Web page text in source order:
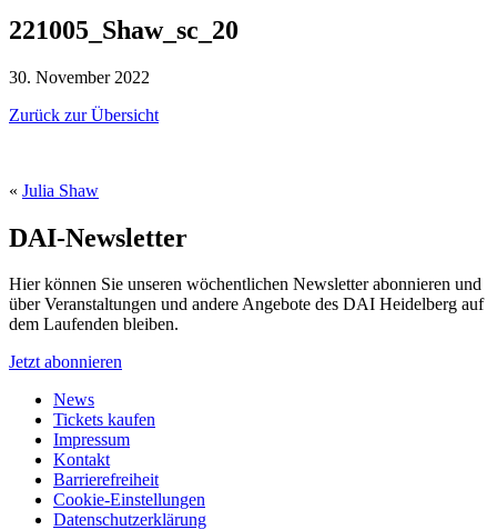
221005_Shaw_sc_20
30. November 2022
Zurück zur Übersicht
« Julia Shaw
DAI-Newsletter
Hier können Sie unseren wöchentlichen Newsletter abonnieren und
über Veranstaltungen und andere Angebote des DAI Heidelberg auf
dem Laufenden bleiben.
Jetzt abonnieren
News
Tickets kaufen
Impressum
Kontakt
Barrierefreiheit
Cookie-Einstellungen
Datenschutzerklärung